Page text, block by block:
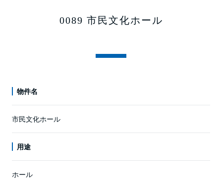
0089 市民文化ホール
物件名
市民文化ホール
用途
ホール